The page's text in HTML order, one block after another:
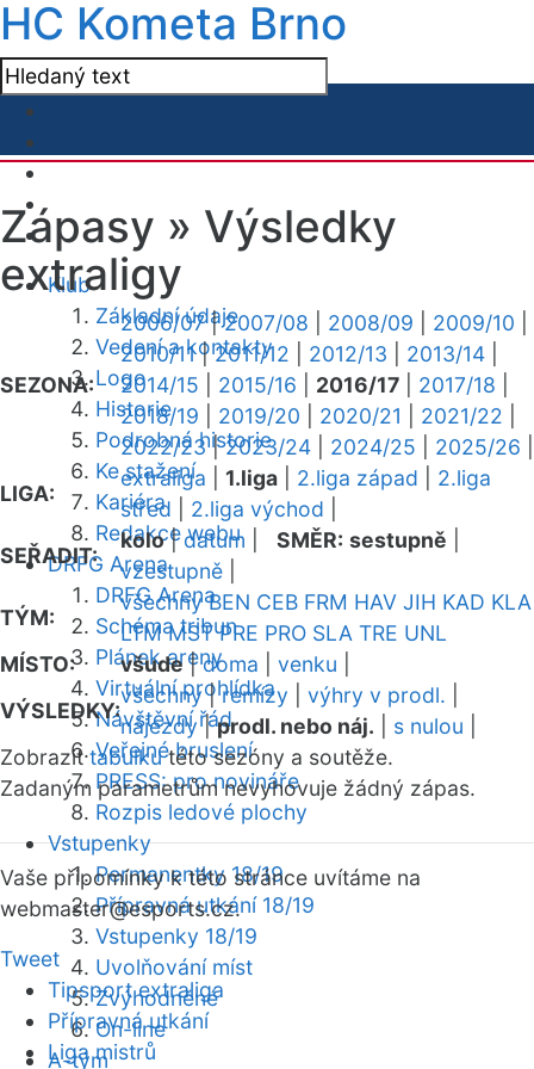
HC Kometa Brno
Klub
Základní údaje
Vedení a kontakty
Logo
Historie
Podrobná historie
Ke stažení
Kariéra
Redakce webu
DRFG Arena
DRFG Arena
Schéma tribun
Plánek areny
Virtuální prohlídka
Návštěvní řád
Veřejné bruslení
PRESS: pro novináře
Rozpis ledové plochy
Vstupenky
Permanentky 18/19
Přípravná utkání 18/19
Vstupenky 18/19
Uvolňování míst
Zvýhodněné
On-line
A-tým
Zápasy » Výsledky
extraligy
SEZONA:
2006/07|2007/08 2008/09 2009/10
2010/11|2011/12 2012/13 2013/14
2014/15
2015/16 2016/17 2017/18
2018/19
2019/20 2020/21 2021/22
2022/23|2023/24 2024/25 2025/26
LIGA:
extraliga 1.liga 2.liga západ
2.liga
střed
2.liga východ
SEŘADIT:
kolo|datum SMĚR: sestupně
vzestupně
TÝM:
všechny BEN CEB FRM HAV JIH KAD KLA
LTM MST PRE PRO SLA TRE UNL
MÍSTO:
všude|doma venku
VÝSLEDKY:
všechny|remízy výhry v prodl.
nájezdy|prodl. nebo náj. s nulou
Zobrazittabulkutéto sezóny a soutěže.
Zadaným parametrům nevyhovuje žádný zápas.
Vaše připomínky k této stránce uvítáme na
webmaster@esports.cz.
Tweet
Tipsport extraliga
Přípravná utkání
Liga mistrů